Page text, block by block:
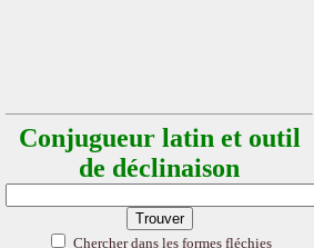
Conjugueur latin et outil
de déclinaison
Chercher dans les formes fléchies